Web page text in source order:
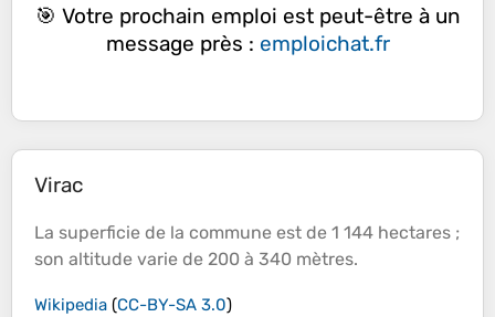
🎯 Votre prochain emploi est peut-être à un
message près : emploichat.fr
Virac
La superficie de la commune est de 1 144 hectares ;
son altitude varie de 200 à 340 mètres.
Wikipedia (CC-BY-SA 3.0)